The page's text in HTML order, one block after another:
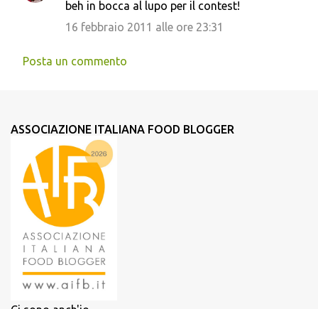
beh in bocca al lupo per il contest!
16 febbraio 2011 alle ore 23:31
Posta un commento
ASSOCIAZIONE ITALIANA FOOD BLOGGER